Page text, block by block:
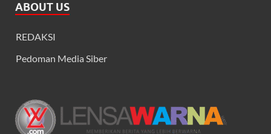
ABOUT US
REDAKSI
Pedoman Media Siber